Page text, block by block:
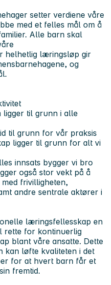
setter verdiene våre
med et felles mål om å
Alle barn skal
helhetlig læringsløp gir
og
ligger til grunn i alle
til grunn for vår praksis
ligger til grunn for alt vi
innsats bygger vi bro
også stor vekt på å
frivilligheten,
andre sentrale aktører i
læringsfellesskap en
rette for kontinuerlig
blant våre ansatte. Dette
kan løfte kvaliteten i det
for at hvert barn får et
fremtid.